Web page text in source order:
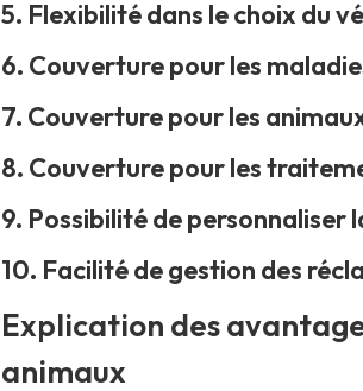
5. Flexibilité dans le choix du
6. Couverture pour les
7. Couverture pour les
8. Couverture pour les
9. Possibilité de personnaliser
10. Facilité de gestion des
Explication des
animaux